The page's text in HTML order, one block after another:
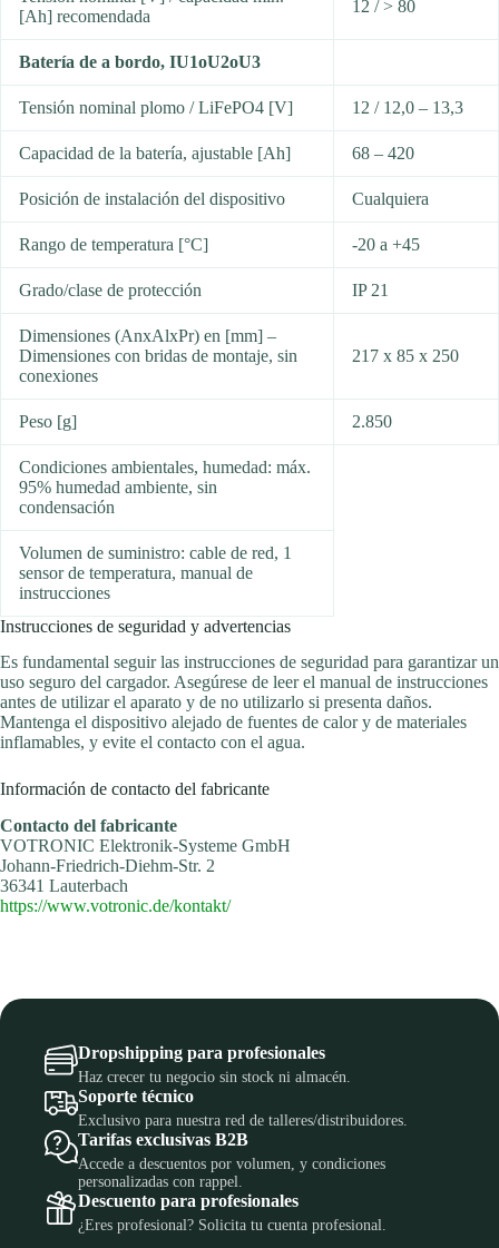
[Ah] recomendada
12 / > 80
Batería de a bordo, IU1oU2oU3
Tensión nominal plomo / LiFePO4 [V] 12 / 12,0 – 13,3
Capacidad de la batería, ajustable [Ah] 68 – 420
Posición de instalación del dispositivo Cualquiera
Rango de temperatura [°C] -20 a +45
Grado/clase de protección IP 21
Dimensiones (AnxAlxPr) en [mm] –
Dimensiones con bridas de montaje, sin
conexiones
217 x 85 x 250
Peso [g] 2.850
Condiciones ambientales, humedad: máx.
95% humedad ambiente, sin
condensación
Volumen de suministro: cable de red, 1
sensor de temperatura, manual de
instrucciones
Instrucciones de seguridad y advertencias
Es fundamental seguir las instrucciones de seguridad para garantizar un
uso seguro del cargador. Asegúrese de leer el manual de instrucciones
antes de utilizar el aparato y de no utilizarlo si presenta daños.
Mantenga el dispositivo alejado de fuentes de calor y de materiales
inflamables, y evite el contacto con el agua.
Información de contacto del fabricante
Contacto del fabricante
VOTRONIC Elektronik-Systeme GmbH
Johann-Friedrich-Diehm-Str. 2
36341 Lauterbach
https://www.votronic.de/kontakt/
Dropshipping para profesionales
Haz crecer tu negocio sin stock ni almacén.
Soporte técnico
Exclusivo para nuestra red de talleres/distribuidores.
Tarifas exclusivas B2B
Accede a descuentos por volumen, y condiciones
personalizadas con rappel.
Descuento para profesionales
¿Eres profesional? Solicita tu cuenta profesional.